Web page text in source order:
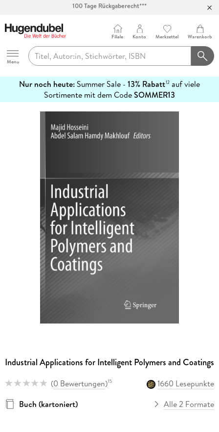
Abholung in über 100 Filialen
Hugendubel
Menu
Filiale Konto Merkzettel Warenkorb
Nur noch heute: Summer Sale - 13% Rabatt12 auf viele
Sortimente mit dem CodeSOMMER13
erfahren
Industrial Applications for Intelligent Polymers and Coatings
(0 Bewertungen)15
1660 Lesepunkte
Buch (kartoniert)
Alle 2 Formate